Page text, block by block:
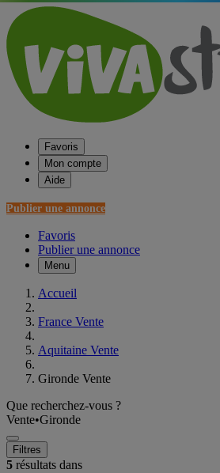
Favoris
Mon compte
Aide
Publier une annonce
Favoris
Publier une annonce
Menu
Accueil
France Vente
Aquitaine Vente
Gironde Vente
Que recherchez-vous ?
Vente•Gironde
Filtres
5 résultats dans